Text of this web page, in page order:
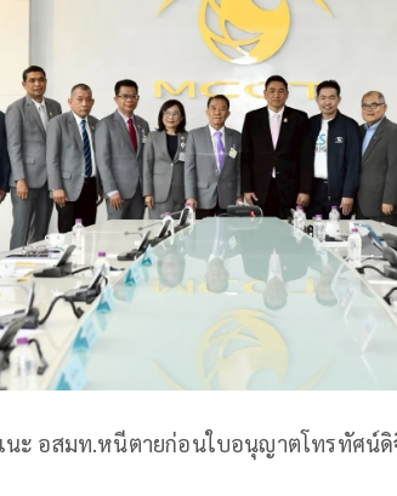
นะ อสมท.หนีตายก่อนใบอนุญาตโทรทัศน์